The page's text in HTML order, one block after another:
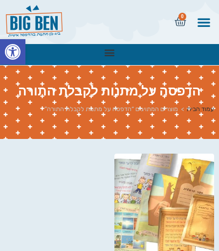
0
הדפסה על מתנות לקבלת התורה
עמוד הבית > מוצרים המתויגים “הדפסה על מתנות לקבלת התורה”